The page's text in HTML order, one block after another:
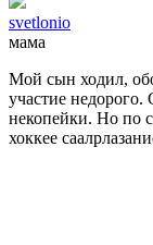
svetlonio
мама
Мой сын ходил,
участие
некопейки. Но по
хоккее